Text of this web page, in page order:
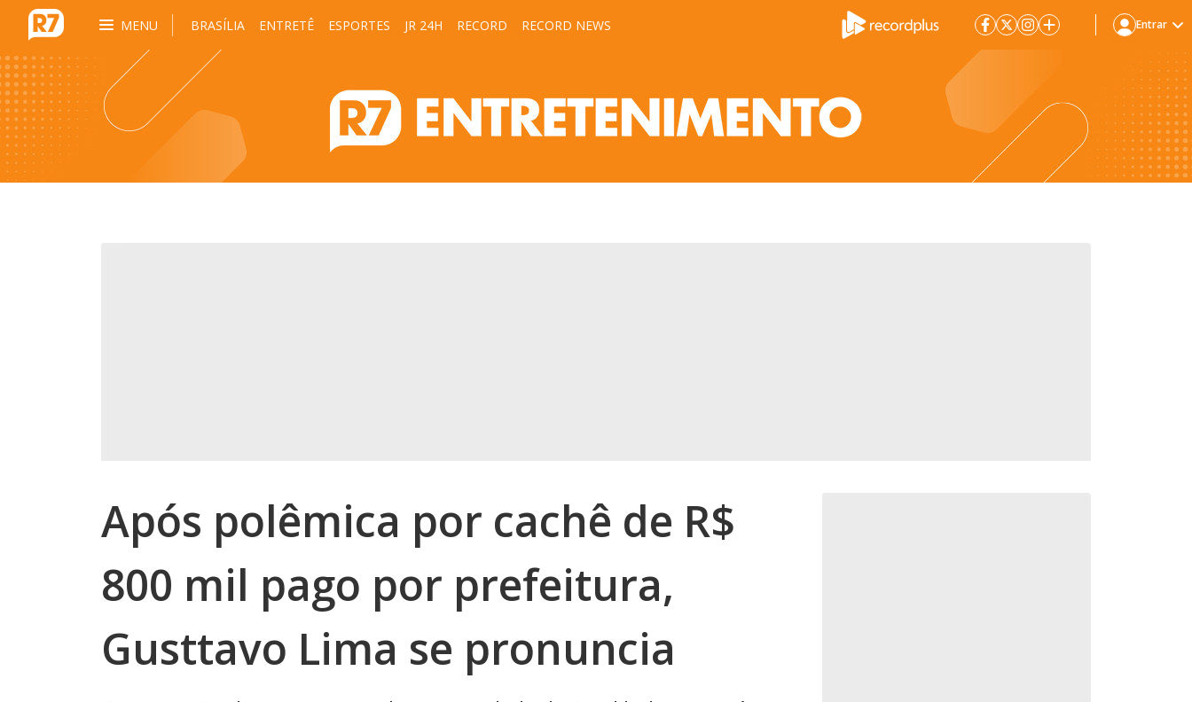
MENU BRASÍLIA ENTRETÊ ESPORTES JR 24H RECORD RECORD NEWS Entrar
Após polêmica por cachê de R$
800 mil pago por prefeitura,
Gusttavo Lima se pronuncia